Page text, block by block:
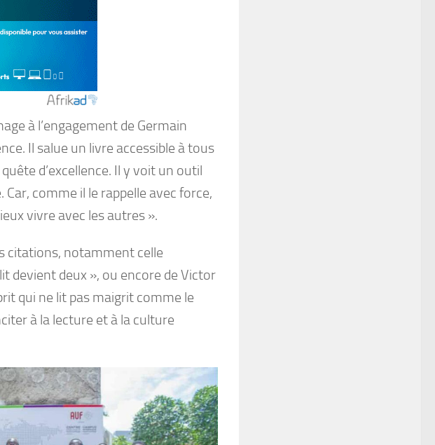
à l’engagement de Germain
Il salue un livre accessible à tous
d’excellence. Il y voit un outil
comme il le rappelle avec force,
vivre avec les autres ».
citations, notamment celle
devient deux », ou encore de Victor
qui ne lit pas maigrit comme le
à la lecture et à la culture